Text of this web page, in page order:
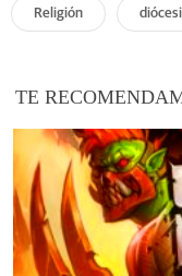
Religión
TE